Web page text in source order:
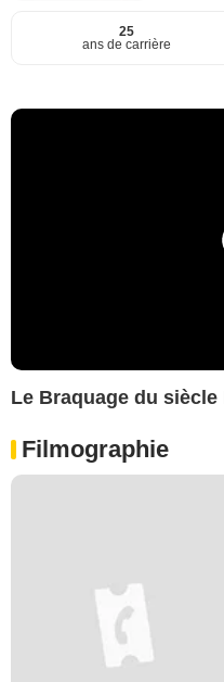
25
ans de carrière
Le Braquage du
Filmographie